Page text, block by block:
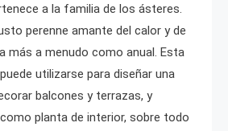
a la familia de los ásteres.
perenne amante del calor y de
más a menudo como anual. Esta
utilizarse para diseñar una
balcones y terrazas, y
planta de interior, sobre todo